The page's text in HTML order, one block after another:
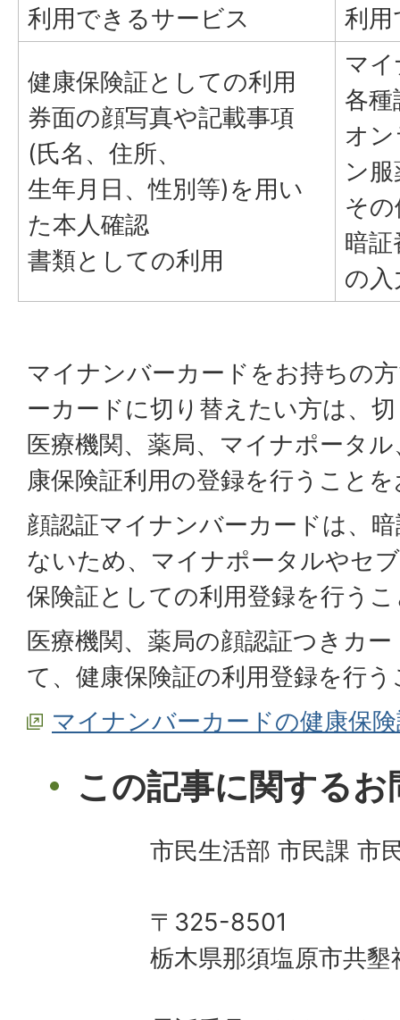
利用できるサービス
利
健康保険証としての利用
券面の顔写真や記載事項
(氏名、住所、
生年月日、性別等)を用い
た本人確認
書類としての利用
マ
各
オ
ン
そ
暗証
の
マイナンバーカードをお持ちの
ーカードに切り替えたい方は、
医療機関、薬局、マイナポータ
康保険証利用の登録を行うこと
顔認証マイナンバーカードは、
ないため、マイナポータルやセ
保険証としての利用登録を行う
医療機関、薬局の顔認証つきカ
て、健康保険証の利用登録を行
マイナンバーカードの健康保
この記事に関する
市民生活部 市民課 市
〒325-8501
栃木県那須塩原市共